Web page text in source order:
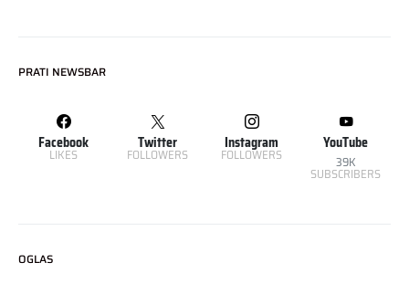
PRATI NEWSBAR
Facebook
LIKES
Twitter
FOLLOWERS
Instagram
FOLLOWERS
YouTube
39K
SUBSCRIBERS
OGLAS